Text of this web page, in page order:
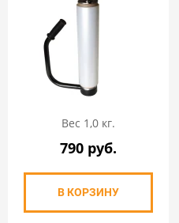
Вес 1,0 кг.
790 руб.
В КОРЗИНУ